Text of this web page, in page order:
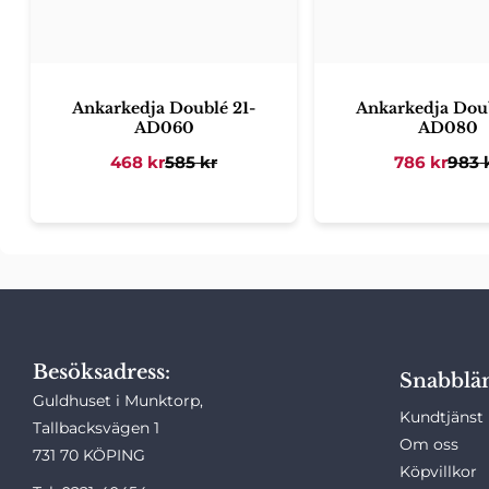
Ankarkedja Doublé 21-
AD060
468 kr585kr
Ankarkedja
AD080
786 kr983
Besöksadress:
Guldhuset i Munktorp,
Tallbacksvägen 1
731 70 KÖPING
Kundtjänst
Om oss
Köpvillkor